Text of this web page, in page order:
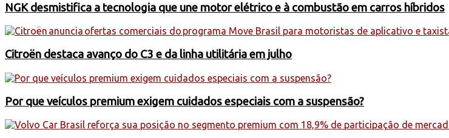
NGK desmistifica a tecnologia que une motor elétrico e à combustão em carros híbridos
Citroën destaca avanço do C3 e da linha utilitária em julho
Por que veículos premium exigem cuidados especiais com a suspensão?